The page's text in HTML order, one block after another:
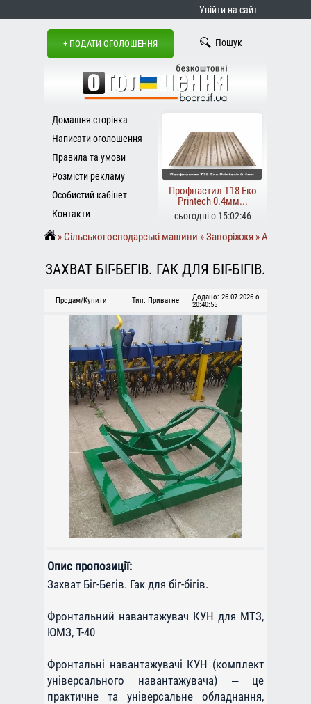
Увійти на сайт
+ ПОДАТИ ОГОЛОШЕННЯ Пошук
Домашня сторінка
Написати оголошення
Правила та умови
Розмісти рекламу
Особистий кабінет
Контакти
Профнастил Т18 Еко
Printech 0.4мм...
сьогодні о 15:02:46
Сільськогосподарські машини Запоріжжя Авто/
ЗАХВАТ БІГ-БЕГІВ. ГАК ДЛЯ БІГ-БІГІВ.
Продам/Купити Тип: Приватне
Додано: 26.07.2026 о
20:40:55
Опис пропозиції:
Захват Біг-Бегів. Гак для біг-бігів.
Фронтальний навантажувач КУН для МТЗ,
ЮМЗ, Т-40
Фронтальні навантажувачі КУН (комплект
універсального навантажувача) – це
практичне та універсальне обладнання,